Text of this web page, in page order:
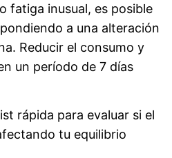
fatiga inusual, es posible
a una alteración
Reducir el consumo y
un período de 7 días
rápida para evaluar si el
tu equilibrio